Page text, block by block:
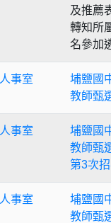
及推薦
轉知所
名參加
人事室
埔鹽國
教師甄
人事室
埔鹽國
教師甄
第3次
人事室
埔鹽國
教師甄